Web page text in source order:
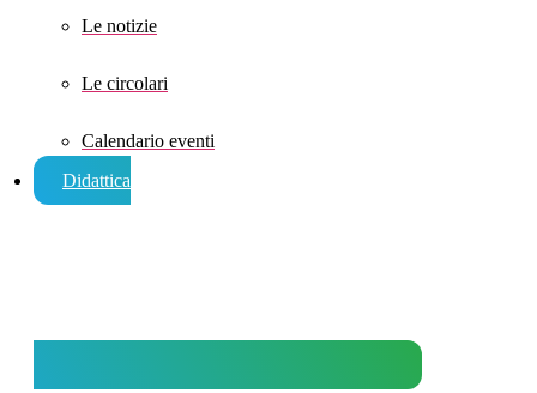
Le notizie
Le circolari
Calendario eventi
Didattica